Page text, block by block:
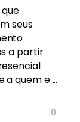
seus
a partir
quem e ...
0